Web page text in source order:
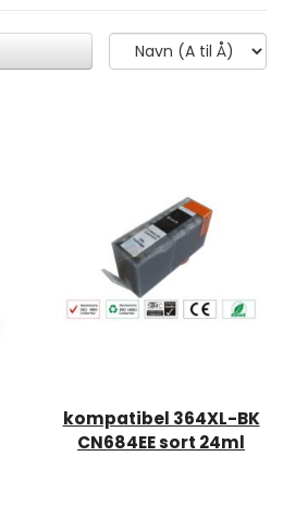
kompatibel 364XL-BK
CN684EE sort 24ml